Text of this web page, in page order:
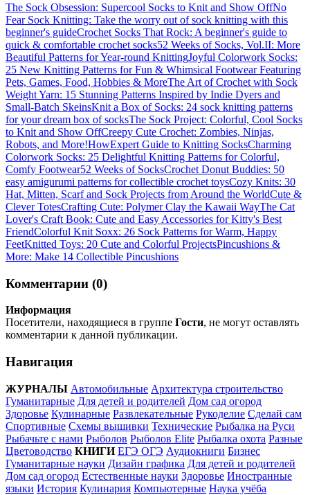
The Sock Obsession: Supercool Socks to Knit and Show OffNo
Fear Sock Knitting: Take the worry out of sock knitting with this
beginner's guideCrochet Socks That Rock: A beginner's guide to
quick & comfortable crochet socks52 Weeks of Socks, Vol.II: More
Beautiful Patterns for Year-round KnittingJoyful Colorwork Socks:
25 New Knitting Patterns for Fun & Whimsical Footwear Featuring
Pets, Games, Food, Hobbies & MoreThe Art of Crochet with Sock
Weight Yarn: 15 Stunning Patterns Inspired by Indie Dyers and
Small-Batch SkeinsKnit a Box of Socks: 24 sock knitting patterns
for your dream box of socksThe Sock Project: Colorful, Cool Socks
to Knit and Show OffCreepy Cute Crochet: Zombies, Ninjas,
Robots, and More!HowExpert Guide to Knitting SocksCharming
Colorwork Socks: 25 Delightful Knitting Patterns for Colorful,
Comfy Footwear52 Weeks of SocksCrochet Donut Buddies: 50
easy amigurumi patterns for collectible crochet toysCozy Knits: 30
Hat, Mitten, Scarf and Sock Projects from Around the WorldCute &
Clever TotesCrafting Cute: Polymer Clay the Kawaii WayThe Cat
Lover's Craft Book: Cute and Easy Accessories for Kitty's Best
FriendColorful Knit Soxx: 26 Sock Patterns for Warm, Happy
FeetKnitted Toys: 20 Cute and Colorful ProjectsPincushions &
More: Make 14 Collectible Pincushions
Комментарии (0)
Информация
Посетители, находящиеся в группе Гости, не могут оставлять
комментарии к данной публикации.
Навигация
ЖУРНАЛЫ Автомобильные Архитектура строительство
Гуманитарные Для детей и родителей Дом сад огород
Здоровье Кулинарные Развлекательные Рукоделие Сделай сам
Спортивные Схемы вышивки Технические Рыбалка на Руси
Рыбачьте с нами Рыболов Рыболов Elite Рыбалка охота Разные
Цветоводство КНИГИ ЕГЭ ОГЭ Аудиокниги Бизнес
Гуманитарные науки Дизайн графика Для детей и родителей
Дом сад огород Естественные науки Здоровье Иностранные
языки История Кулинария Компьютерные Наука учёба